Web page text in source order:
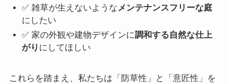
✅ 雑草が生えないようなメンテナンスフリーな庭
にしたい
✅ 家の外観や建物デザインに調和する自然な仕上
がり にしてほしい
これらを踏まえ、私たちは「防草性」と「意匠性」を